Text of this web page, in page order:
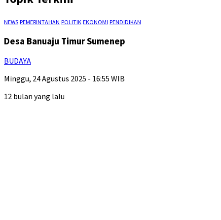
NEWS PEMERINTAHAN POLITIK EKONOMI PENDIDIKAN
Desa Banuaju Timur Sumenep
BUDAYA
Minggu, 24 Agustus 2025 - 16:55 WIB
12 bulan yang lalu